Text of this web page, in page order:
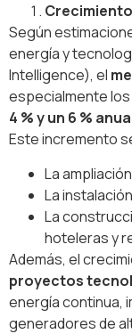
Según
energía y
Intelligence), el
especialmente
4 % y un 6 %
Este incremento
La
La
La
hoteleras y
Además, el
proyectos
energía continua,
generadores de